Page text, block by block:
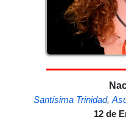
Santísima Trinidad,
12 de